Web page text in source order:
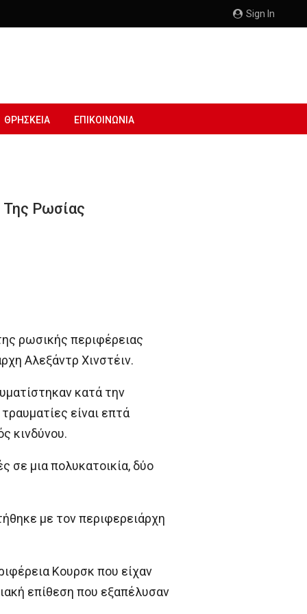
Sign In
ΘΡΗΣΚΕΙΑ ΕΠΙΚΟΙΝΩΝΙΑ
Ρωσίας
ρωσικής περιφέρειας
Αλεξάντρ Χινστέιν.
κατά την
είναι επτά
κινδύνου.
σε μια πολυκατοικία, δύο
με τον περιφερειάρχη
Κουρσκ που είχαν
επίθεση που εξαπέλυσαν